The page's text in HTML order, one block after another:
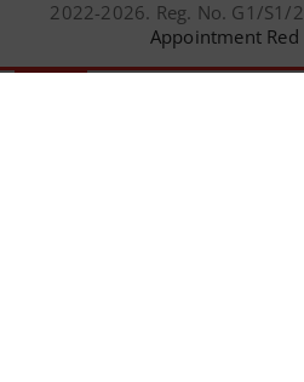
2022-2026. Reg. No. G1/S1/
Appointment Red